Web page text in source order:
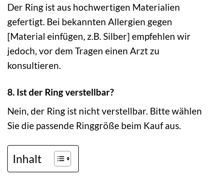
Der Ring ist aus hochwertigen Materialien
gefertigt. Bei bekannten Allergien gegen
[Material einfügen, z.B. Silber] empfehlen wir
jedoch, vor dem Tragen einen Arzt zu
konsultieren.
8. Ist der Ring verstellbar?
Nein, der Ring ist nicht verstellbar. Bitte wählen
Sie die passende Ringgröße beim Kauf aus.
Inhalt